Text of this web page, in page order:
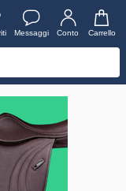
Messaggi Conto Carrello